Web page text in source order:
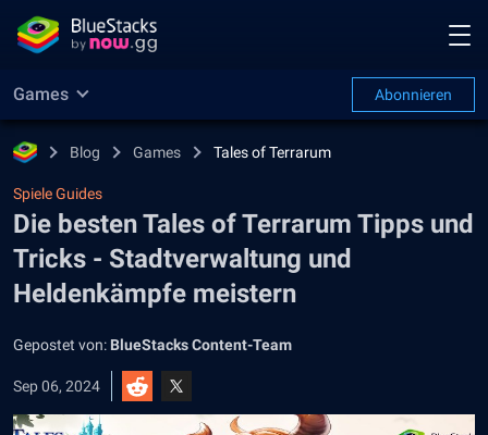
Games Abonnieren
Blog Games Tales of Terrarum
Spiele Guides
Die besten Tales of Terrarum Tipps und
Tricks - Stadtverwaltung und
Heldenkämpfe meistern
Gepostet von: BlueStacks Content-Team
Sep 06, 2024